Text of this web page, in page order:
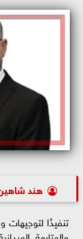
هند
تنفيذًا